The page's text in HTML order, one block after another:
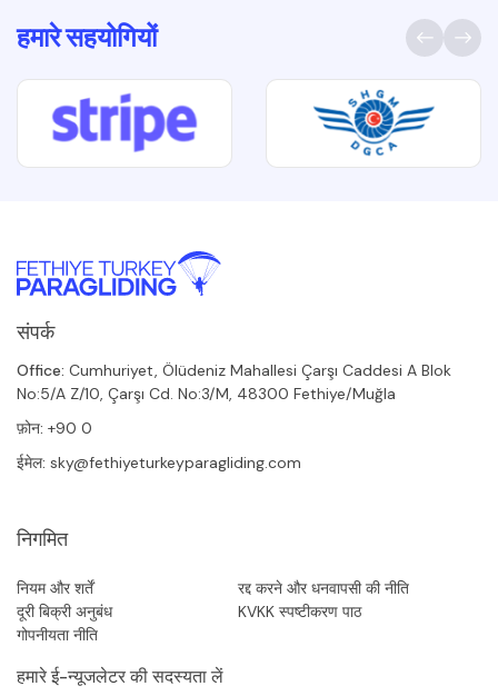
हमारे सहयोगियों
संपर्क
Office: Cumhuriyet, Ölüdeniz Mahallesi Çarşı Caddesi A Blok
No:5/A Z/10, Çarşı Cd. No:3/M, 48300 Fethiye/Muğla
फ़ोन: +90 0
ईमेल: sky@fethiyeturkeyparagliding.com
निगमित
नियम और शर्तें
रद्द करने और धनवापसी की नीति
दूरी बिक्री अनुबंध
KVKK स्पष्टीकरण पाठ
गोपनीयता नीति
हमारे ई-न्यूजलेटर की सदस्यता लें